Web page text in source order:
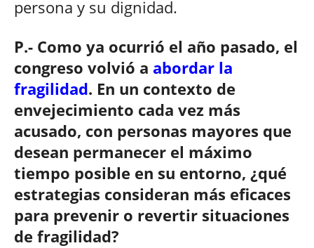
persona y su dignidad.
P.- Como ya ocurrió el año pasado, el
congreso volvió a abordar la
fragilidad. En un contexto de
envejecimiento cada vez más
acusado, con personas mayores que
desean permanecer el máximo
tiempo posible en su entorno, ¿qué
estrategias consideran más eficaces
para prevenir o revertir situaciones
de fragilidad?